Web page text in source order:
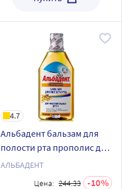
4.7
Альбадент бальзам для
полости рта прополис для
чувствительных десен 400
АЛЬБАДЕНТ
Цена: 244.33 10